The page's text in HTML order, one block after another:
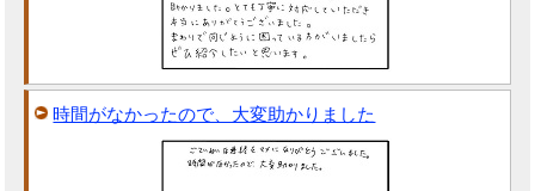
時間がなかったので、大変助かりました